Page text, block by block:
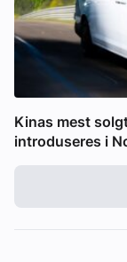
Kinas mest
introduseres i